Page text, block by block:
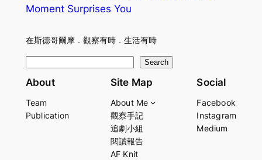
Moment Surprises You
在斯德哥爾摩．觀察有時．生活有時
e
r
Search
About
Team
Publication
Site Map
About Me
觀察手記
追劇小組
閱讀報告
AF Knit
Social
Facebook
Instagram
Medium